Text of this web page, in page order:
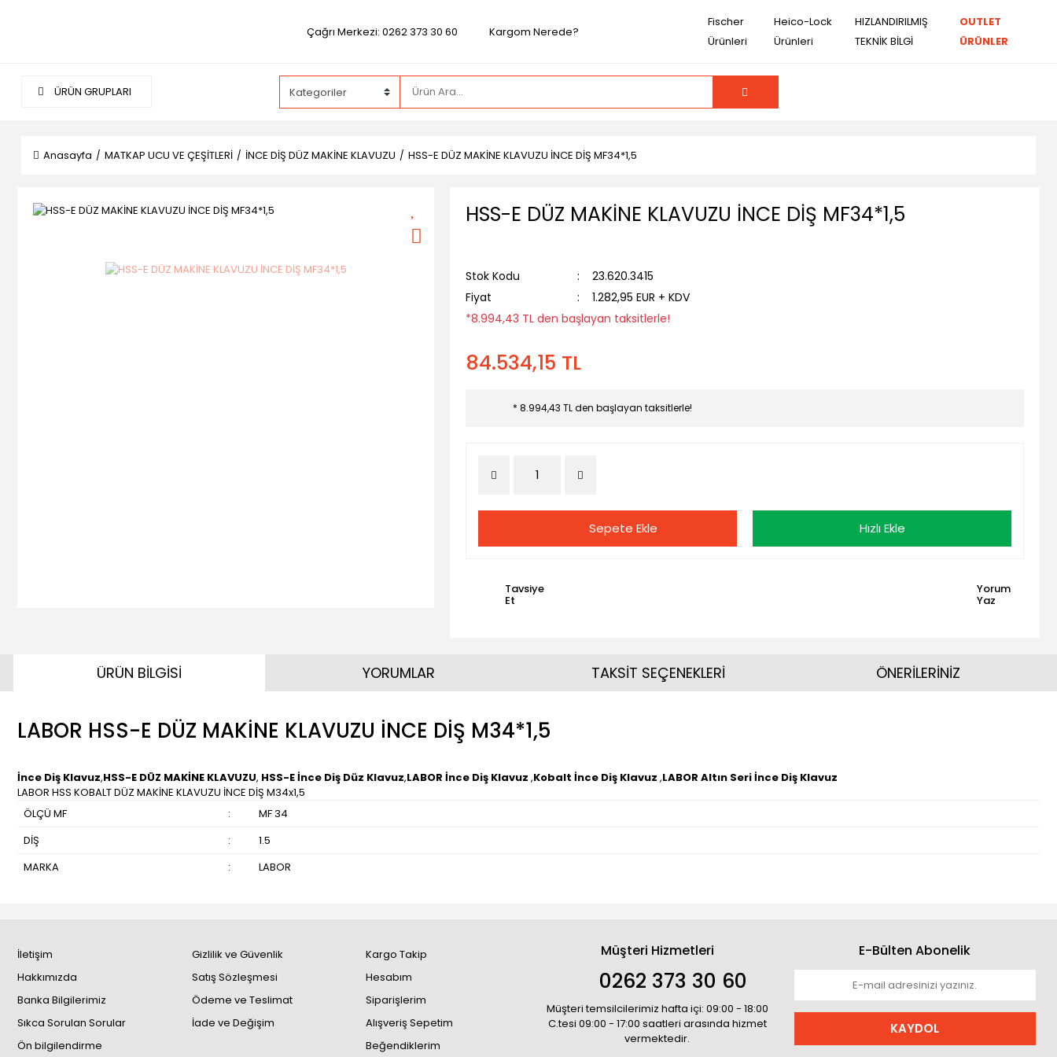
Çağrı Merkezi: 0262 373 30 60 Kargom Nerede?
Fischer
Ürünleri
Heico-Lock
Ürünleri
HIZLANDIRILMIŞ
TEKNİK BİLGİ
OUTLET
ÜRÜNLER
ÜRÜN GRUPLARI
Anasayfa MATKAP UCU VE ÇEŞİTLERİ İNCE DİŞ DÜZ MAKİNE KLAVUZU HSS-E DÜZ MAKİNE KLAVUZU İNCE DİŞ MF34*1,5
HSS-E DÜZ MAKİNE KLAVUZU İNCE DİŞ MF34*1,5
Stok Kodu
23.620.3415
Fiyat
1.282,95 EUR + KDV
*8.994,43 TL den başlayan taksitlerle!
84.534,15 TL
* 8.994,43 TL den başlayan taksitlerle!
Sepete Ekle Hızlı Ekle
Tavsiye
Et
Yorum
Yaz
ÜRÜN BİLGİSİ
LABOR HSS-E DÜZ MAKİNE KLAVUZU İNCE DİŞ M34*1,5
İnce Diş Klavuz,HSS-E DÜZ MAKİNE KLAVUZU, HSS-E İnce Diş Düz Klavuz,LABOR İnce Diş Klavuz ,Kobalt İnce Diş Klavuz ,LABOR Altın Seri İnce Diş Klavuz
LABOR HSS KOBALT DÜZ MAKİNE KLAVUZU İNCE DİŞ M34x1,5
ÖLÇÜ MF
:
MF 34
DİŞ
:
1.5
MARKA
: LABOR
YORUMLAR TAKSİT SEÇENEKLERİ ÖNERİLERİNİZ
İletişim
Hakkımızda
Banka Bilgilerimiz
Sıkca Sorulan Sorular
Ön bilgilendirme
Gizlilik ve Güvenlik
Satış Sözleşmesi
Ödeme ve Teslimat
İade ve Değişim
Kargo Takip
Hesabım
Siparişlerim
Alışveriş Sepetim
Beğendiklerim
Müşteri Hizmetleri
0262 373 30 60
Müşteri temsilcilerimiz hafta içi: 09:00 - 18:00
C.tesi 09:00 - 17:00 saatleri arasında hizmet
vermektedir.
E-Bülten Abonelik
KAYDOL